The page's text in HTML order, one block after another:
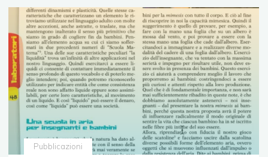
Pubblicazioni